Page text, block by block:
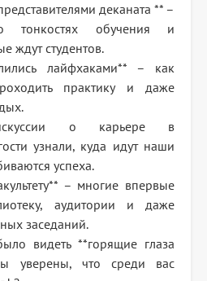
деканата ** –
тонкостях обучения и
ждут студентов.
лайфхаками** – как
практику и даже
о карьере в
узнали, куда идут наши
успеха.
– многие впервые
аудитории и даже
заседаний.
видеть **горящие глаза
уверены, что среди вас